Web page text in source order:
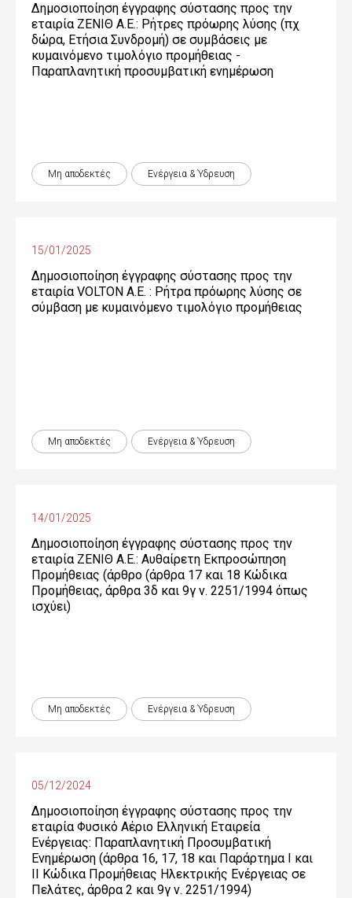
Δημοσιοποίηση έγγραφης σύστασης προς την
εταιρία ΖΕΝΙΘ Α.Ε.: Ρήτρες πρόωρης λύσης (πχ
δώρα, Ετήσια Συνδρομή) σε συμβάσεις με
κυμαινόμενο τιμολόγιο προμήθειας -
Παραπλανητική προσυμβατική ενημέρωση
Μη αποδεκτές Ενέργεια & Ύδρευση
15/01/2025
Δημοσιοποίηση έγγραφης σύστασης προς την
εταιρία VOLTON Α.Ε. : Ρήτρα πρόωρης λύσης σε
σύμβαση με κυμαινόμενο τιμολόγιο προμήθειας
Μη αποδεκτές Ενέργεια & Ύδρευση
14/01/2025
Δημοσιοποίηση έγγραφης σύστασης προς την
εταιρία ΖΕΝΙΘ Α.Ε.: Αυθαίρετη Εκπροσώπηση
Προμήθειας (άρθρο (άρθρα 17 και 18 Κώδικα
Προμήθειας, άρθρα 3δ και 9γ ν. 2251/1994 όπως
ισχύει)
Μη αποδεκτές Ενέργεια & Ύδρευση
05/12/2024
Δημοσιοποίηση έγγραφης σύστασης προς την
εταιρία Φυσικό Αέριο Ελληνική Εταιρεία
Ενέργειας: Παραπλανητική Προσυμβατική
Ενημέρωση (άρθρα 16, 17, 18 και Παράρτημα Ι και
ΙΙ Κώδικα Προμήθειας Ηλεκτρικής Ενέργειας σε
Πελάτες, άρθρα 2 και 9γ ν. 2251/1994)